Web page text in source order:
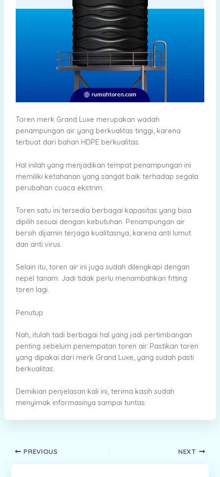
Toren merk Grand Luxe merupakan wadah
penampungan air yang berkualitas tinggi, karena
terbuat dari bahan HDPE berkualitas.
Hal inilah yang menjadikan tempat penampungan ini
memiliki ketahanan yang sangat baik terhadap segala
perubahan cuaca ekstrim.
Toren satu ini tersedia berbagai kapasitas yang bisa
dipilih sesuai dengan kebutuhan. Penampungan air
bersih dijamin terjaga kualitasnya, karena anti lumut
dan anti virus.
Selain itu, toren air ini juga sudah dilengkapi dengan
nepel tanam. Jadi tidak perlu menambahkan fitting
toren lagi.
Penutup
Nah, itulah tadi berbagai hal yang jadi pertimbangan
penting sebelum penempatan toren air. Pastikan toren
yang dipakai dari merk Grand Luxe, yang sudah pasti
berkualitas.
Demikian penjelasan kali ini, terima kasih sudah
menyimak informasinya sampai tuntas.
PREVIOUS NEXT